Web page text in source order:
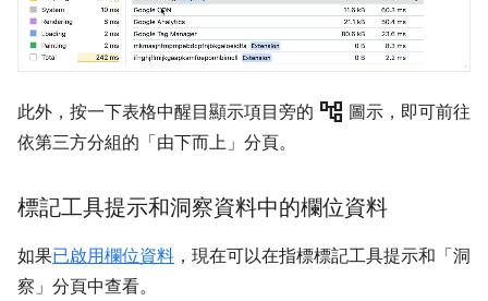
此外，按一下表格中醒目顯示項目旁的 account_tree 圖示，即可前往
依第三方分組的「由下而上」 分頁。
標記工具提示和洞察資料中的欄位資料
如果已啟用欄位資料 ，現在可以在指標標記工具提示和「洞
察」 分頁中查看。